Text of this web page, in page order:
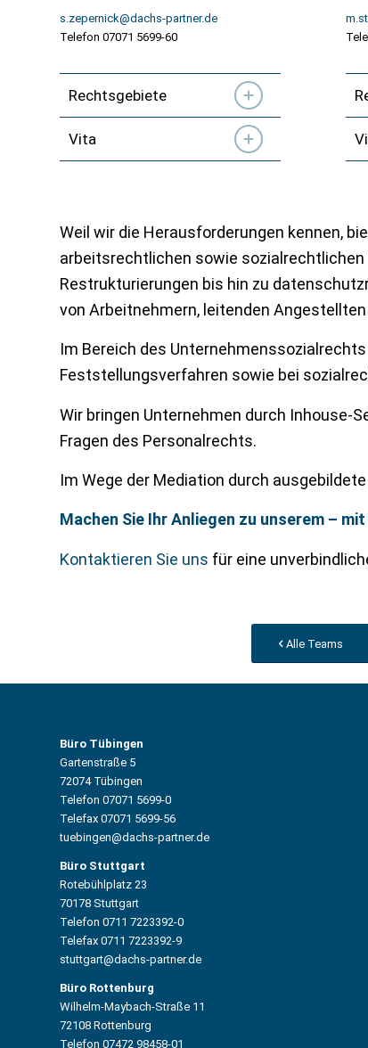
s.zepernick@dachs-partner.de
Telefon 07071 5699-60
Rechtsgebiete
Vita
Weil wir die Herausforderungen kennen,
arbeitsrechtlichen sowie
Restrukturierungen bis hin zu
von Arbeitnehmern, leitenden
Im Bereich des
Feststellungsverfahren sowie bei
Wir bringen Unternehmen durch Inhouse-
Fragen des Personalrechts.
Im Wege der Mediation durch
Machen Sie Ihr Anliegen zu unserem –
Kontaktieren Sie uns für eine
Alle Teams
Büro Tübingen
Gartenstraße 5
72074 Tübingen
Telefon 07071 5699-0
Telefax 07071 5699-56
tuebingen@dachs-partner.de
Büro Stuttgart
Rotebühlplatz 23
70178 Stuttgart
Telefon 0711 7223392-0
Telefax 0711 7223392-9
stuttgart@dachs-partner.de
Büro Rottenburg
Wilhelm-Maybach-Straße 11
72108 Rottenburg
Telefon 07472 98458-01